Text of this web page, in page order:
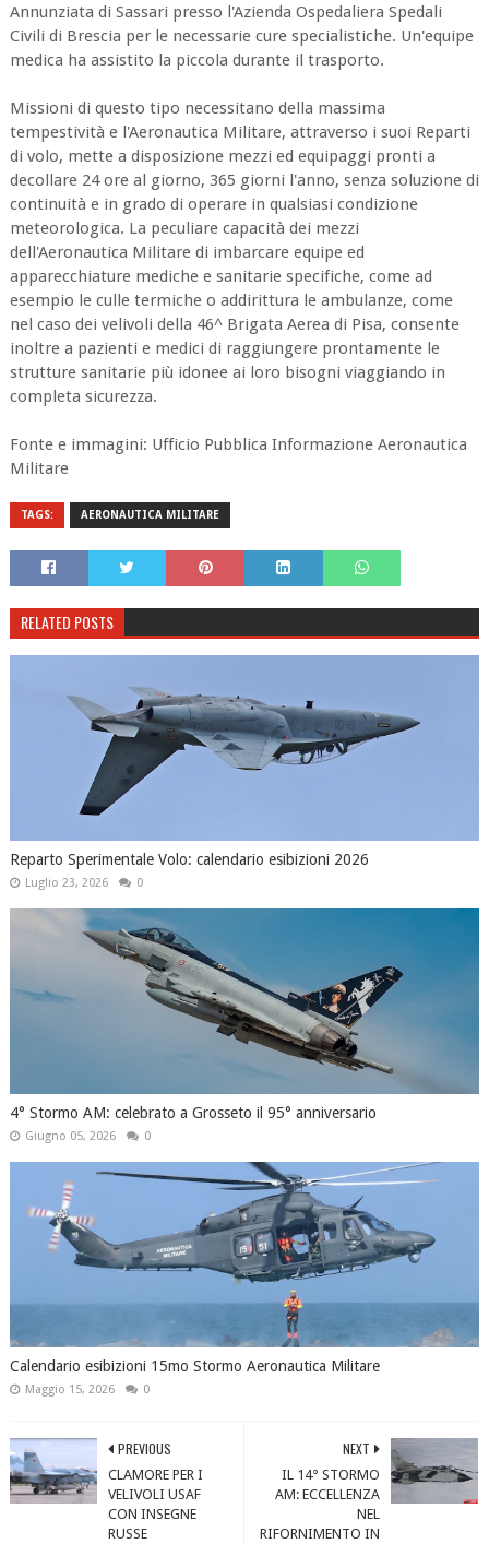
Annunziata di Sassari presso l'Azienda Ospedaliera Spedali
Civili di Brescia per le necessarie cure specialistiche. Un'equipe
medica ha assistito la piccola durante il trasporto.
​Missioni di questo tipo necessitano della massima
tempestività e l'Aeronautica Militare, attraverso i suoi Reparti
di volo, mette a disposizione mezzi ed equipaggi pronti a
decollare 24 ore al giorno, 365 giorni l'anno, senza soluzione di
continuità e in grado di operare in qualsiasi condizione
meteorologica. La peculiare capacità dei mezzi
dell'Aeronautica Militare di imbarcare equipe ed
apparecchiature mediche e sanitarie specifiche, come ad
esempio le culle termiche o addirittura le ambulanze, come
nel caso dei velivoli della 46^ Brigata Aerea di Pisa, consente
inoltre a pazienti e medici di raggiungere prontamente le
strutture sanitarie più idonee ai loro bisogni viaggiando in
completa sicurezza​.
Fonte e immagini: Ufficio Pubblica Informazione Aeronautica
Militare
TAGS: AERONAUTICA MILITARE
RELATED POSTS
Reparto Sperimentale Volo: calendario esibizioni 2026
Luglio 23, 2026 0
4° Stormo AM: celebrato a Grosseto il 95° anniversario
Giugno 05, 2026 0
Calendario esibizioni 15mo Stormo Aeronautica Militare
Maggio 15, 2026 0
NEXT
IL 14° STORMO
AM: ECCELLENZA
NEL
RIFORNIMENTO IN
PREVIOUS
CLAMORE PER I
VELIVOLI USAF
CON INSEGNE
RUSSE